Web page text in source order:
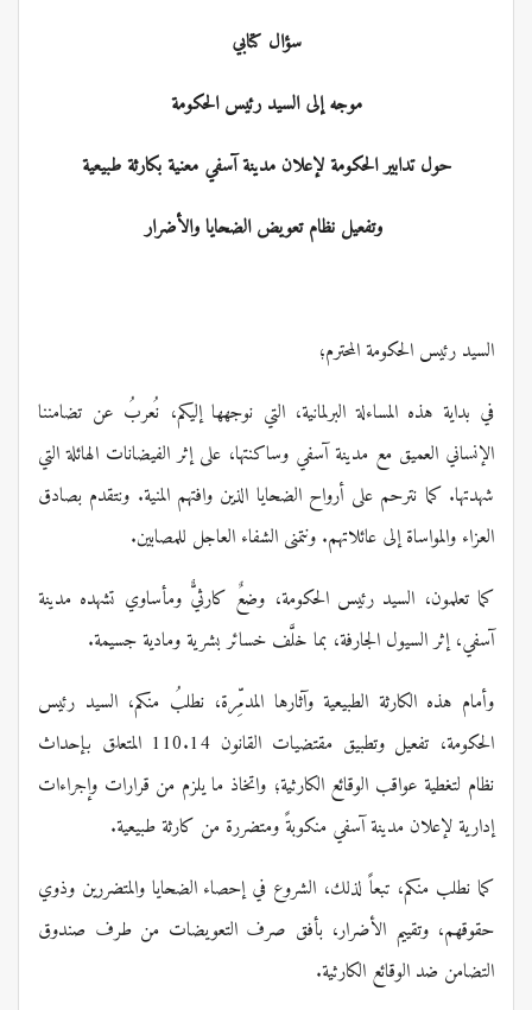
سؤال كتابي
موجه إلى السيد رئيس الحكومة
حول تدابير الحكومة لإعلان مدينة آسفي معنية بكارثة طبيعية
وتفعيل نظام تعويض الضحايا والأضرار
السيد رئيس الحكومة المحترم؛
في بداية هذه المساءلة البرلمانية، التي نوجهها إليكم، نُعربُ عن تضامننا
الإنساني العميق مع مدينة آسفي وساكنتها، على إثر الفيضانات الهائلة التي
شهدتها. كما نترحم على أرواح الضحايا الذين وافتهم المنية. ونتقدم بصادق
العزاء والمواساة إلى عائلاتهم. ونتمنى الشفاء العاجل للمصابين.
كما تعلمون، السيد رئيس الحكومة، وضعٌ كارثيٌّ ومأساوي تشهده مدينة
آسفي، إثر السيول الجارفة، بما خلَّف خسائر بشرية ومادية جسيمة.
وأمام هذه الكارثة الطبيعية وآثارها المدمِّرة، نطلبُ منكم، السيد رئيس
الحكومة، تفعيل وتطبيق مقتضيات القانون 110.14 المتعلق بإحداث
نظام لتغطية عواقب الوقائع الكارثية؛ واتخاذ ما يلزم من قرارات وإجراءات
إدارية لإعلان مدينة آسفي منكوبةً ومتضررة من كارثة طبيعية.
كما نطلب منكم، تبعاً لذلك، الشروع في إحصاء الضحايا والمتضررين وذوي
حقوقهم، وتقييم الأضرار، بأفق صرف التعويضات من طرف صندوق
التضامن ضد الوقائع الكارثية.